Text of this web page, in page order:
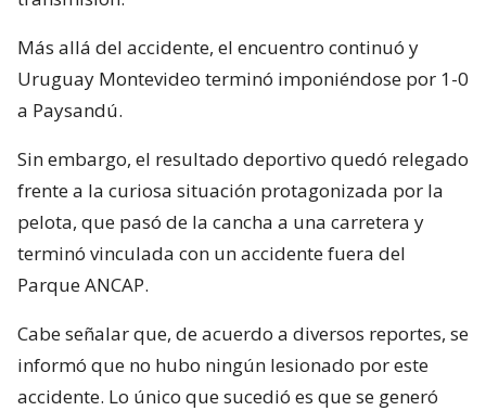
Más allá del accidente, el encuentro continuó y
Uruguay Montevideo terminó imponiéndose por 1-0
a Paysandú.
Sin embargo, el resultado deportivo quedó relegado
frente a la curiosa situación protagonizada por la
pelota, que pasó de la cancha a una carretera y
terminó vinculada con un accidente fuera del
Parque ANCAP.
Cabe señalar que, de acuerdo a diversos reportes, se
informó que no hubo ningún lesionado por este
accidente. Lo único que sucedió es que se generó